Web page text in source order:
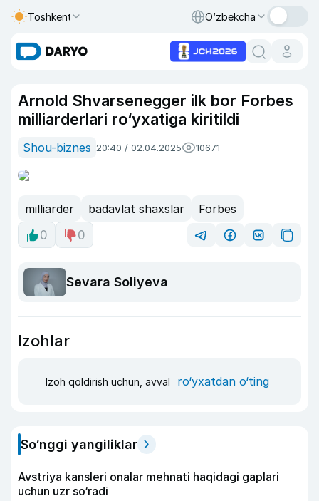
Toshkent O‘zbekcha
Arnold Shvarsenegger ilk bor Forbes
milliarderlari ro‘yxatiga kiritildi
Shou-biznes 20:40 / 02.04.2025 10671
milliarder badavlat shaxslar
Forbes
0
0
Sevara Soliyeva
Izohlar
Izoh qoldirish uchun, avval ro‘yxatdan o‘ting
So‘nggi yangiliklar
Avstriya kansleri onalar mehnati haqidagi gaplari
uchun uzr so‘radi